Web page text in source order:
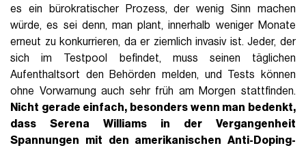
es ein bürokratischer Prozess, der wenig Sinn machen
würde, es sei denn, man plant, innerhalb weniger Monate
erneut zu konkurrieren, da er ziemlich invasiv ist. Jeder, der
sich im Testpool befindet, muss seinen täglichen
Aufenthaltsort den Behörden melden, und Tests können
ohne Vorwarnung auch sehr früh am Morgen stattfinden.
Nicht gerade einfach, besonders wenn man bedenkt,
dass Serena Williams in der Vergangenheit
Spannungen mit den amerikanischen Anti-Doping-